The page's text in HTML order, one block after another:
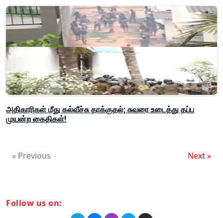
அதிகாரிகள் மீது கல்வீச்சு தாக்குதல்; சுவரை உடைத்து தப்ப
முயன்ற கைதிகள்!
« Previous Next »
Follow us on: